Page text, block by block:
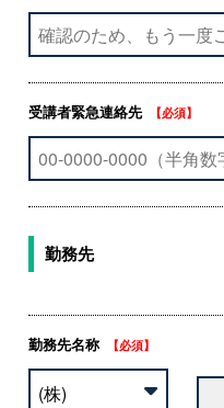
受講者緊急連絡先 【必須】
勤務先
勤務先名称 【必須】